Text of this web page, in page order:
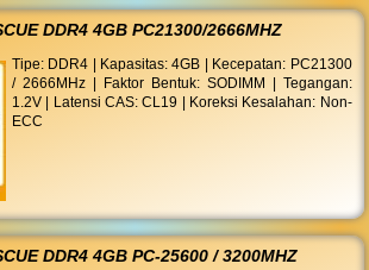
DDR4 4GB PC21300/2666MHZ
Tipe: DDR4 | Kapasitas: 4GB | Kecepatan: PC21300
/ 2666MHz | Faktor Bentuk: SODIMM | Tegangan:
1.2V | Latensi CAS: CL19 | Koreksi Kesalahan: Non-
ECC
DDR4 4GB PC-25600 / 3200MHZ